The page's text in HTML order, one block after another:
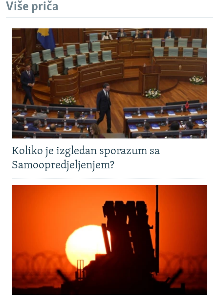
NASTANAK I RASPAD JUGOSLAVIJE
Više priča
Koliko je izgledan sporazum sa
Samoopredjeljenjem?